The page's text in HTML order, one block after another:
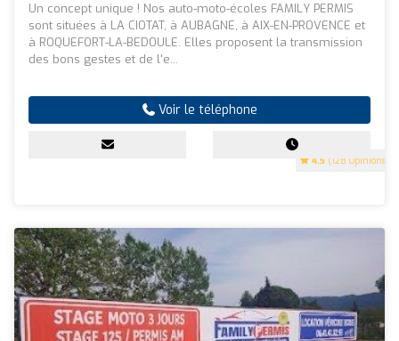
4.5 (128 Opinions)
Un concept unique ! Nos auto-moto-écoles FAMILY PERMIS
sont situées à LA CIOTAT, à AUBAGNE, à AIX-EN-PROVENCE et
à ROQUEFORT-LA-BEDOULE. Elles proposent la transmission
des bons gestes et de l'e...
Voir le téléphone